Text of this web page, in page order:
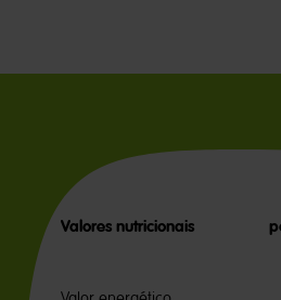
Valores nutricionais